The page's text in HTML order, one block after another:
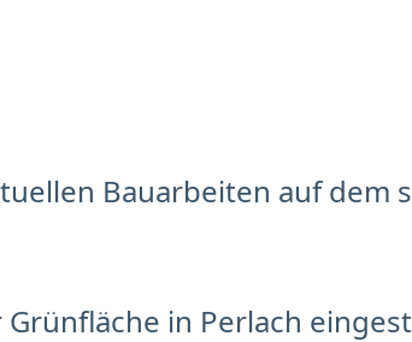
Bauarbeiten auf dem
in Perlach